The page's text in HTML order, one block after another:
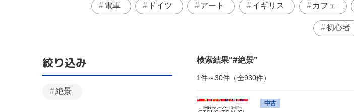
電車 ドイツ アート イギリス カフェ
初心者
検索結果 #絶景
1件～30件（全930件）
中古
絞り込み
絶景